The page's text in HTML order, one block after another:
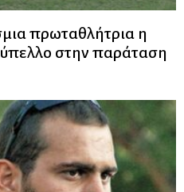
πρωταθλήτρια η
στην παράταση